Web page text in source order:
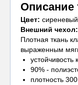
Описание
Цвет: сиреневый.
Внешний чехол:
Плотная ткань
выраженным
90% -
плотность